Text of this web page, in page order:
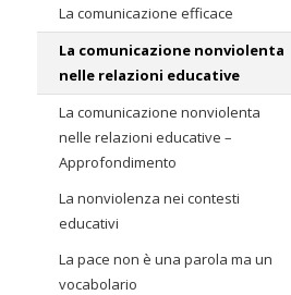
La comunicazione efficace
La comunicazione nonviolenta
nelle relazioni educative
La comunicazione nonviolenta
nelle relazioni educative –
Approfondimento
La nonviolenza nei contesti
educativi
La pace non è una parola ma un
vocabolario